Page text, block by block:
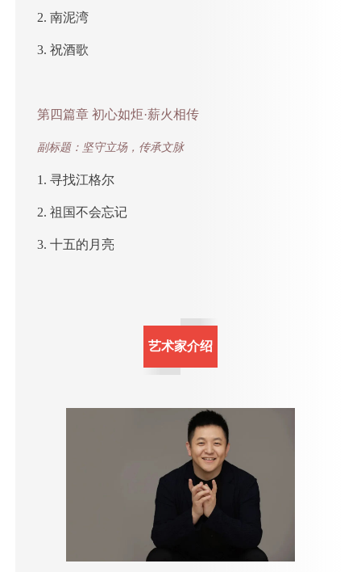
2. 南泥湾
3. 祝酒歌
第四篇章 初心如炬·薪火相传
副标题：坚守立场，传承文脉
1. 寻找江格尔
2. 祖国不会忘记
3. 十五的月亮
艺术家介绍